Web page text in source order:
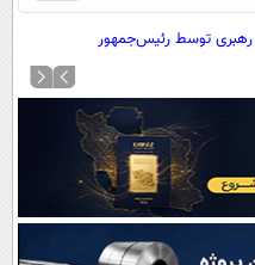
و
کردن
رهبری توسط رئیس‌جمهور